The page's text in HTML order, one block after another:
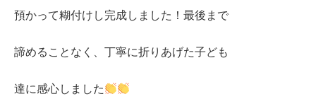
預かって糊付けし完成しました！最後まで
諦めることなく、丁寧に折りあげた子ども
達に感心しました